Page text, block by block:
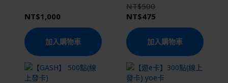
NT$1,000
加入購物車
NT$500
NT$475
加入購物車